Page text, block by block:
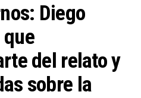
Diego
del relato y
sobre la